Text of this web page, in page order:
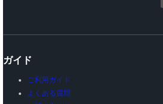
ガイド
ご利用ガイド
よくある質問